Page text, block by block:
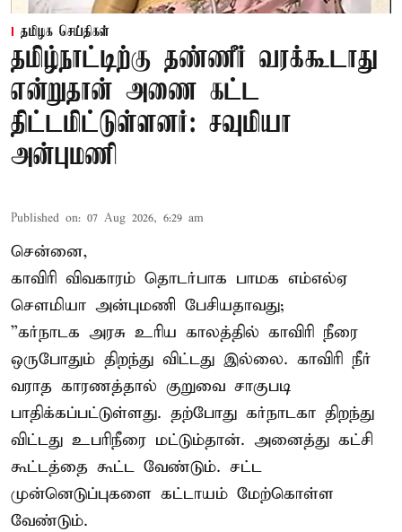
தமிழக செய்திகள்
தமிழ்நாட்டிற்கு தண்ணீர் வரக்கூடாது
என்றுதான் அணை கட்ட
திட்டமிட்டுள்ளனர்: சவுமியா
அன்புமணி
Published on: 07 Aug 2026, 6:29 am
சென்னை,
காவிரி விவகாரம் தொடர்பாக பாமக எம்எல்ஏ
சௌமியா அன்புமணி பேசியதாவது;
”கர்நாடக அரசு உரிய காலத்தில் காவிரி நீரை
ஒருபோதும் திறந்து விட்டது இல்லை. காவிரி நீர்
வராத காரணத்தால் குறுவை சாகுபடி
பாதிக்கப்பட்டுள்ளது. தற்போது கர்நாடகா திறந்து
விட்டது உபரிநீரை மட்டும்தான். அனைத்து கட்சி
கூட்டத்தை கூட்ட வேண்டும். சட்ட
முன்னெடுப்புகளை கட்டாயம் மேற்கொள்ள
வேண்டும்.